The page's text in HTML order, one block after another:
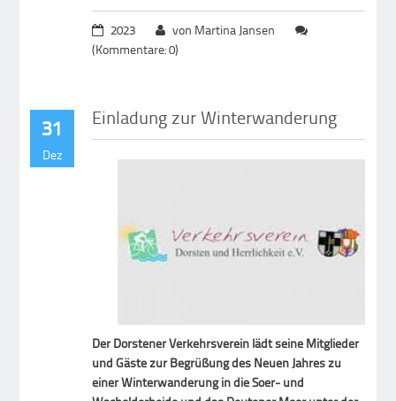
2023
von Martina Jansen
(Kommentare: 0)
31
Dez
Einladung zur Winterwanderung
Der Dorstener Verkehrsverein lädt seine Mitglieder
und Gäste zur Begrüßung des Neuen Jahres zu
einer Winterwanderung in die Soer- und